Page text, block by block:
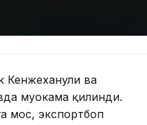
Кенжеханули ва
муҳокама қилинди.
мос, экспортбоп